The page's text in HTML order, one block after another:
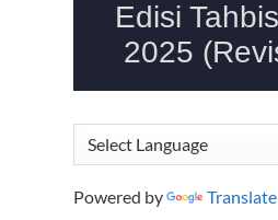
Powered by Translate